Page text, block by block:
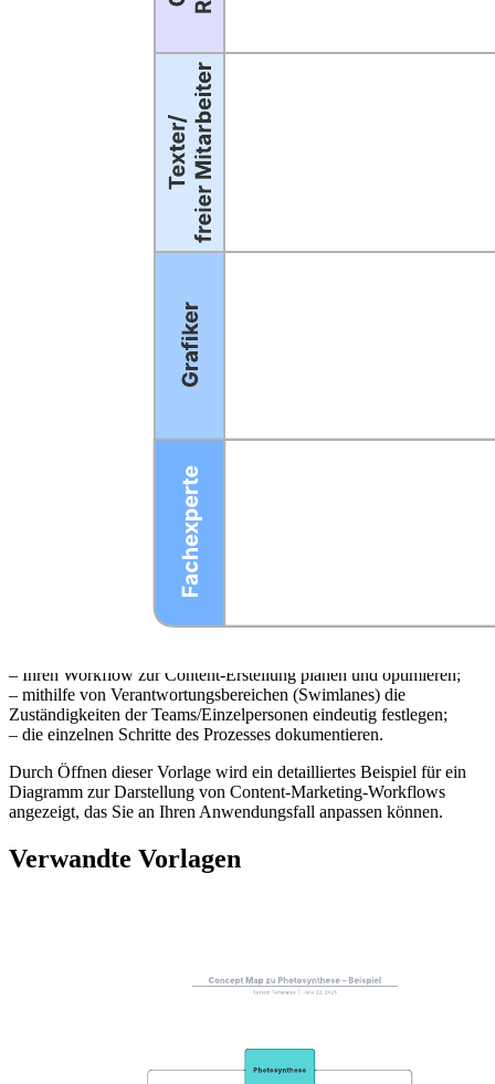
Mit dieser Vorlage für einen Content-Marketing-Workflow können
– Ihren Workflow zur Content-Erstellung planen und optimieren;
– mithilfe von Verantwortungsbereichen (Swimlanes) die
Zuständigkeiten der Teams/Einzelpersonen eindeutig festlegen;
– die einzelnen Schritte des Prozesses dokumentieren.
Durch Öffnen dieser Vorlage wird ein detailliertes Beispiel für ein
Diagramm zur Darstellung von Content-Marketing-Workflows
angezeigt, das Sie an Ihren Anwendungsfall anpassen können.
Verwandte Vorlagen